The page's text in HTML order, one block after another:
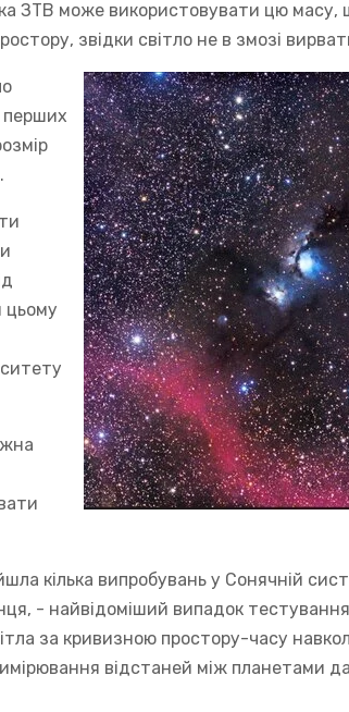
ЗТВ може використовувати цю масу,
звідки світло не в змозі
перших
цьому
кілька випробувань у Сонячній
- найвідоміший випадок
за кривизною простору-часу
відстаней між планетами